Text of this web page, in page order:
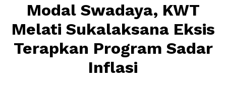
Modal Swadaya, KWT
Melati Sukalaksana Eksis
Terapkan Program Sadar
Inflasi